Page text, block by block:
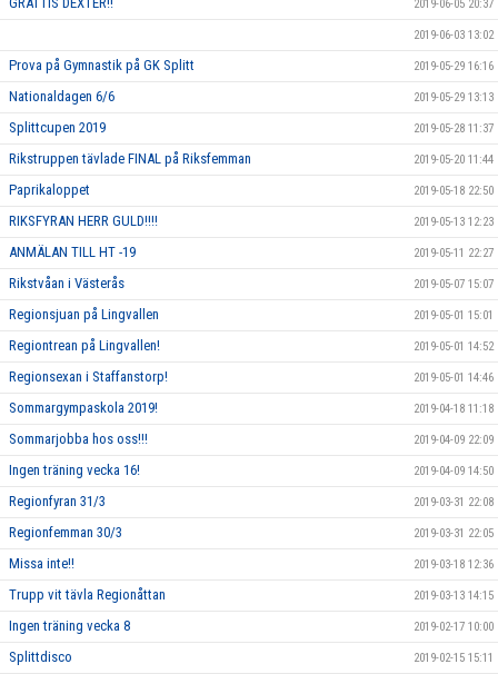
2019-06-05 20:37
2019-06-03 13:02
Prova på Gymnastik på GK Splitt 2019-05-29 16:16
Nationaldagen 6/6 2019-05-29 13:13
Splittcupen 2019 2019-05-28 11:37
Rikstruppen tävlade FINAL på Riksfemman 2019-05-20 11:44
Paprikaloppet 2019-05-18 22:50
RIKSFYRAN HERR GULD!!!! 2019-05-13 12:23
ANMÄLAN TILL HT -19 2019-05-11 22:27
Rikstvåan i Västerås 2019-05-07 15:07
Regionsjuan på Lingvallen 2019-05-01 15:01
Regiontrean på Lingvallen! 2019-05-01 14:52
Regionsexan i Staffanstorp! 2019-05-01 14:46
Sommargympaskola 2019! 2019-04-18 11:18
Sommarjobba hos oss!!! 2019-04-09 22:09
Ingen träning vecka 16! 2019-04-09 14:50
Regionfyran 31/3 2019-03-31 22:08
Regionfemman 30/3 2019-03-31 22:05
Missa inte!! 2019-03-18 12:36
Trupp vit tävla Regionåttan 2019-03-13 14:15
Ingen träning vecka 8 2019-02-17 10:00
Splittdisco 2019-02-15 15:11